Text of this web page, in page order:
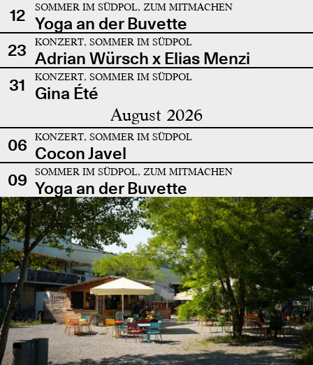
12 SOMMER IM SÜDPOL, ZUM MITMACHEN
Yoga an der Buvette
23
KONZERT, SOMMER IM SÜDPOL
Adrian Würsch x Elias Menzi
31
KONZERT, SOMMER IM SÜDPOL
Gina Été
August 2026
06 KONZERT, SOMMER IM SÜDPOL
Cocon Javel
09
SOMMER IM SÜDPOL, ZUM MITMACHEN
Yoga an der Buvette